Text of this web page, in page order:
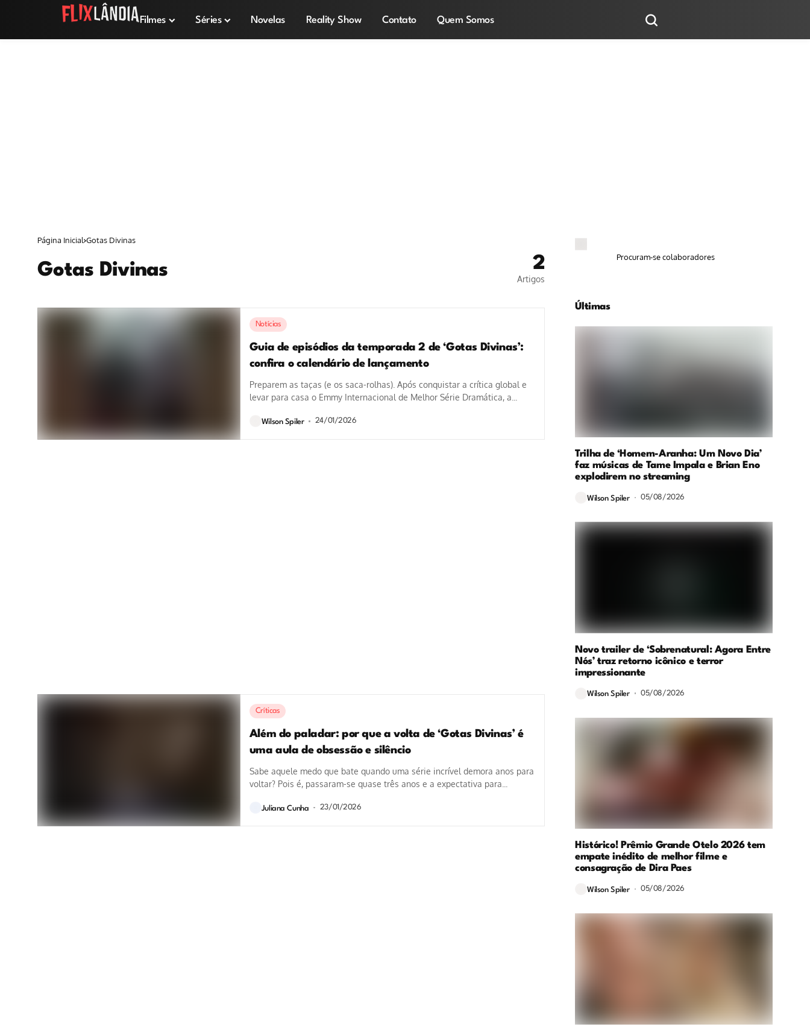
Filmes Séries Novelas Reality Show Contato Quem Somos
Página Inicial Gotas Divinas
Gotas Divinas 2
Artigos
Notícias
Guia de episódios da temporada 2 de ‘Gotas Divinas’:
confira o calendário de lançamento
Preparem as taças (e os saca-rolhas). Após conquistar a crítica global e
levar para casa o Emmy Internacional de Melhor Série Dramática, a...
Wilson Spiler 24/01/2026
Críticas
Além do paladar: por que a volta de ‘Gotas Divinas’ é
uma aula de obsessão e silêncio
Sabe aquele medo que bate quando uma série incrível demora anos para
voltar? Pois é, passaram-se quase três anos e a expectativa para...
Juliana Cunha 23/01/2026
Procuram-se colaboradores
Últimas
Trilha de ‘Homem-Aranha: Um Novo Dia’
faz músicas de Tame Impala e Brian Eno
explodirem no streaming
Wilson Spiler 05/08/2026
Novo trailer de ‘Sobrenatural: Agora Entre
Nós’ traz retorno icônico e terror
impressionante
Wilson Spiler 05/08/2026
Histórico! Prêmio Grande Otelo 2026 tem
empate inédito de melhor filme e
consagração de Dira Paes
Wilson Spiler 05/08/2026